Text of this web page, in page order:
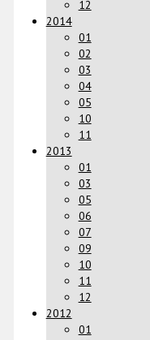
12
2014
01
02
03
04
05
10
11
2013
01
03
05
06
07
09
10
11
12
2012
01